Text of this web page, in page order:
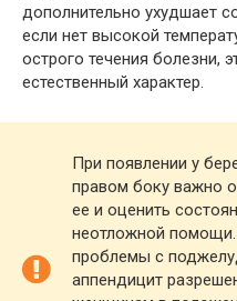
дополнительно ухудшает
если нет высокой
острого течения болезни,
естественный характер.
При появлении у
правом боку важно
ее и оценить
неотложной
проблемы с
аппендицит